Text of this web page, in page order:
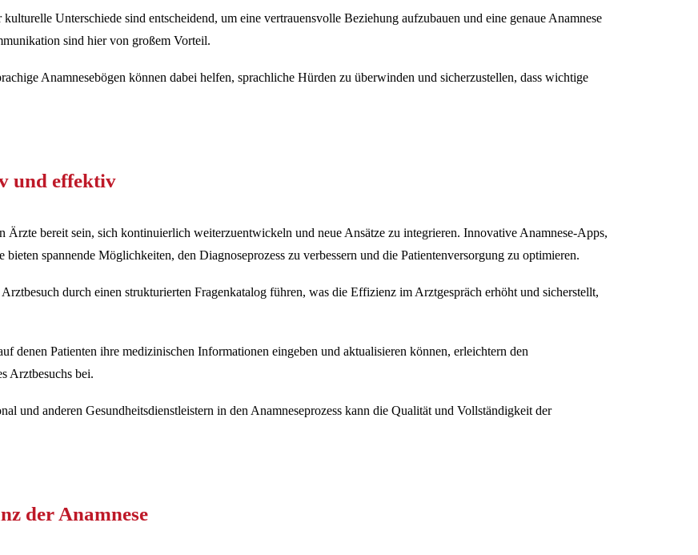
Unterschiede sind entscheidend, um eine vertrauensvolle Beziehung aufzubauen und eine genaue Anamnese
sind hier von großem Vorteil.
Anamnesebögen können dabei helfen, sprachliche Hürden zu überwinden und sicherzustellen, dass wichtige
und effektiv
Ärzte bereit sein, sich kontinuierlich weiterzuentwickeln und neue Ansätze zu integrieren. Innovative Anamnese-Apps,
spannende Möglichkeiten, den Diagnoseprozess zu verbessern und die Patientenversorgung zu optimieren.
durch einen strukturierten Fragenkatalog führen, was die Effizienz im Arztgespräch erhöht und sicherstellt,
denen Patienten ihre medizinischen Informationen eingeben und aktualisieren können, erleichtern den
Arztbesuchs bei.
und anderen Gesundheitsdienstleistern in den Anamneseprozess kann die Qualität und Vollständigkeit der
der Anamnese